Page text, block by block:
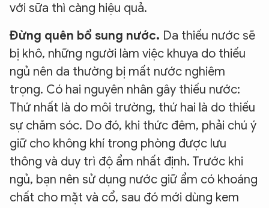
với sữa thì càng hiệu quả.
Đừng quên bổ sung nước. Da thiếu nước sẽ
bị khô, những người làm việc khuya do thiếu
ngủ nên da thường bị mất nước nghiêm
trọng. Có hai nguyên nhân gây thiếu nước:
Thứ nhất là do môi trường, thứ hai là do thiếu
sự chăm sóc. Do đó, khi thức đêm, phải chú ý
giữ cho không khí trong phòng được lưu
thông và duy trì độ ẩm nhất định. Trước khi
ngủ, bạn nên sử dụng nước giữ ẩm có khoáng
chất cho mặt và cổ, sau đó mới dùng kem